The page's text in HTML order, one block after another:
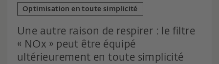
Optimisation en toute simplicité
Une autre raison de respirer : le filtre
« NOx » peut être équipé
ultérieurement en toute simplicité